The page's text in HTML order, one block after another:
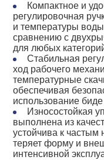
Компактное и
регулировочная
и температуры
сравнению с
для любых
Стабильная
ход рабочего
температурные
обеспечивая
использование
Износостойкая
выполнена из
устойчива к
теряет форму и
интенсивной